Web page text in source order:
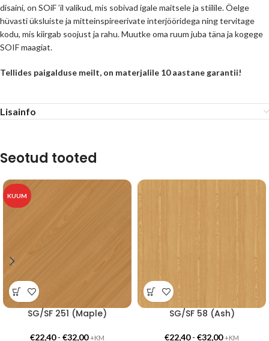
disaini, on SOiF ’il valikud, mis sobivad igale maitsele ja stiilile. Öelge
hüvasti üksluiste ja mitteinspireerivate interjööridega ning tervitage
kodu, mis kiirgab soojust ja rahu. Muutke oma ruum juba täna ja kogege
SOIF maagiat.
Tellides paigalduse meilt, on materjalile 10 aastane garantii!
Lisainfo
Seotud tooted
KUUM
SG/SF 251 (Maple)
€22,40- €32,00 +KM
SG/SF 58 (Ash)
€22,40- €32,00 +KM